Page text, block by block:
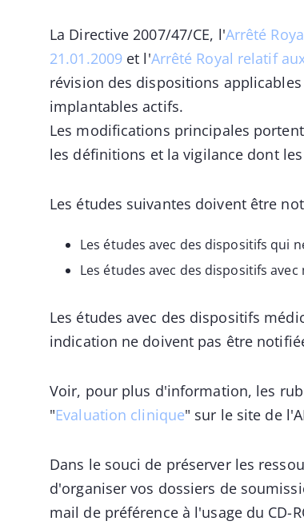
La Directive 2007/47/CE, l'Arrêté
21.01.2009 et l'Arrêté Royal relatif
révision des dispositions
implantables actifs.
Les modifications principales
les définitions et la vigilance dont
Les études suivantes doivent être
Les études avec des dispositifs qui
Les études avec des dispositifs
Les études avec des dispositifs
indication ne doivent pas être
Voir, pour plus d'information, les
"Evaluation clinique" sur le site de
Dans le souci de préserver les
d'organiser vos dossiers de
mail de préférence à l'usage du CD-